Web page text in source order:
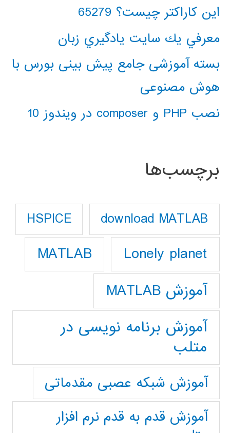
این کاراکتر چیست؟ 65279
معرفي يك سايت يادگيري زبان
بسته آموزشی جامع پیش بینی بورس با
هوش مصنوعی
نصب PHP و composer در ویندوز 10
برچسب‌ها
download MATLAB
HSPICE
Lonely planet
MATLAB
آموزش MATLAB
آموزش برنامه نویسی در
متلب
آموزش شبکه عصبی مقدماتی
آموزش قدم به قدم نرم افزار